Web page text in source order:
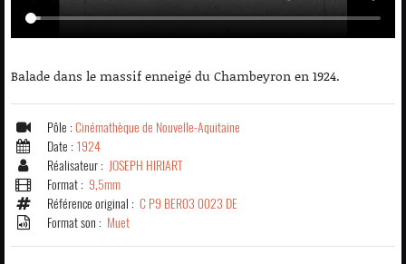
Balade dans le massif enneigé du Chambeyron en 1924.
Pôle : Cinémathèque de Nouvelle-Aquitaine
Date : 1924
Réalisateur : JOSEPH HIRIART
Format : 9,5mm
Référence original : C P9 BER03 0023 DE
Format son : Muet